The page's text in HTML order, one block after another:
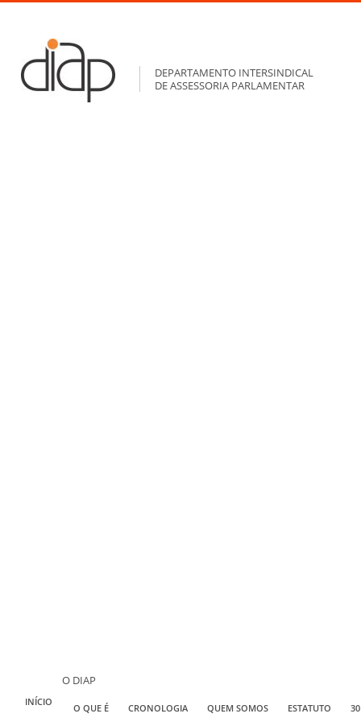
DEPARTAMENTO INTERSINDICAL
DE ASSESSORIA PARLAMENTAR
INÍCIO
O DIAP
O QUE É CRONOLOGIA QUEM SOMOS ESTATUTO